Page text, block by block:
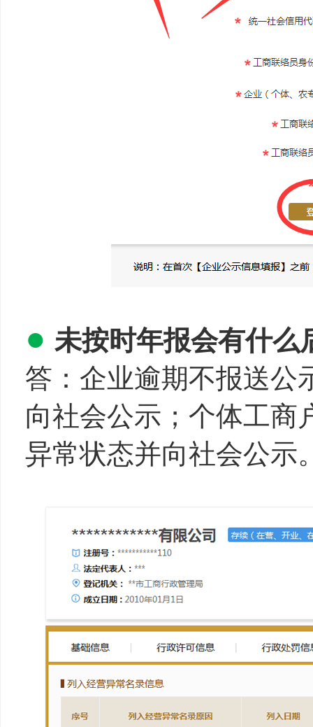
● 未按时年报会有什么
答：企业逾期不报送公
向社会公示；个体工商
异常状态并向社会公示